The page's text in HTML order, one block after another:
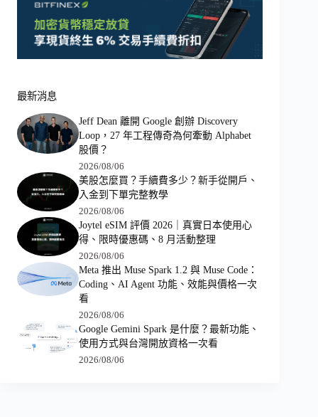
最新消息
Jeff Dean 離開 Google 創辦 Discovery
Loop，27 年工程傳奇為何牽動 Alphabet
股價？
2026/08/06
美股怎麼買？手續費多少？新手從開戶、
入金到下單完整教學
2026/08/06
Joytel eSIM 評價 2026｜真實日本使用心
得、限時優惠碼、8 月活動整理
2026/08/06
Meta 推出 Muse Spark 1.2 與 Muse Code：
Coding、AI Agent 功能、效能與價格一次
看
2026/08/06
Google Gemini Spark 是什麼？最新功能、
使用方式與台灣開放資格一次看
2026/08/06